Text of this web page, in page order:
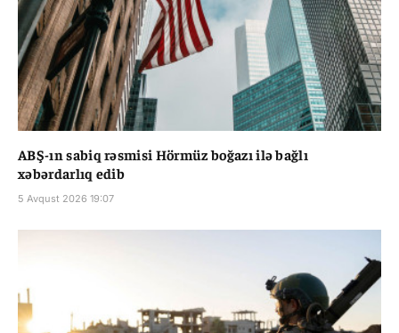
ABŞ-ın sabiq rəsmisi Hörmüz boğazı ilə bağlı
xəbərdarlıq edib
5 Avqust 2026 19:07